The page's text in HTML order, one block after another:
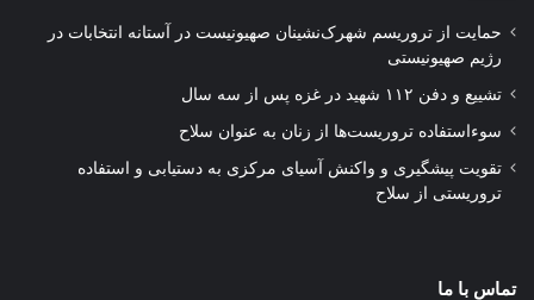
حمایت از تروریسم شهرک‌نشینان صهیونیست در آستانه انتخابات در
رژیم صهیونیستی
تشییع و دفن ۱۱۲ شهید در غزه پس از سه سال
سوءاستفاده تروریست‌ها از زنان به عنوان سلاح
تقویت پیشگیری و واکنش آسیای مرکزی به دستیابی و استفاده
تروریستی از سلاح
تماس با ما